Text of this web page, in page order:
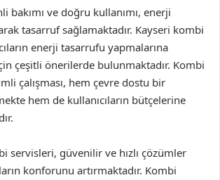
bakımı ve doğru kullanımı, enerji
tasarruf sağlamaktadır. Kayseri kombi
enerji tasarrufu yapmalarına
çeşitli önerilerde bulunmaktadır. Kombi
çalışması, hem çevre dostu bir
hem de kullanıcıların bütçelerine
servisleri, güvenilir ve hızlı çözümler
konforunu artırmaktadır. Kombi